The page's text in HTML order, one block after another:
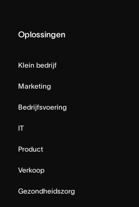
Oplossingen
Klein bedrijf
Marketing
Bedrijfsvoering
IT
Product
Verkoop
Gezondheidszorg